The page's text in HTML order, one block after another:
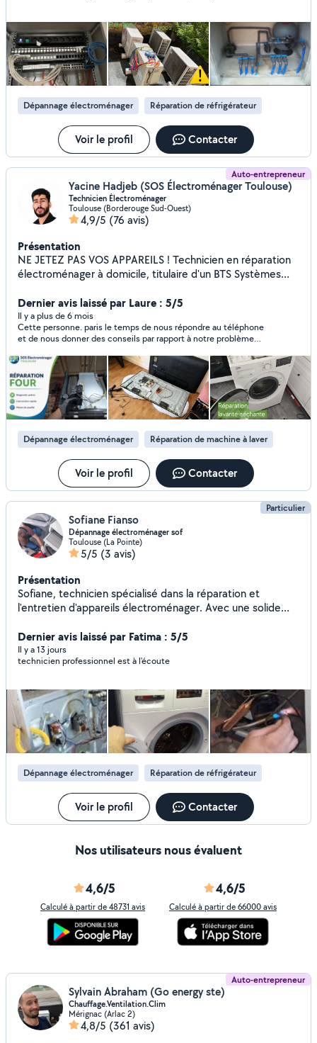
Dépannage électroménager Réparation de réfrigérateur
Voir le profil Contacter
Auto-entrepreneur
Yacine Hadjeb (SOS Électroménager Toulouse)
Technicien Électroménager
Toulouse (Borderouge Sud-Ouest)
4,9/5 (76 avis)
Présentation
NE JETEZ PAS VOS APPAREILS ! Technicien en réparation
électroménager à domicile, titulaire d'un BTS Systèmes
Électroménager. J'interviens sur Toulouse et ses environs
pour diagnostiquer et réparer vos appareils : lave-linge,
sèche-linge,lave-vaisselle, four, téléviseur et plus encore.
Rapide, soigneux et transparent, je vous explique
clairement la panne avant toute intervention. Années
d'expériences : 5ans Auto-entrepreneur déclaré, assuré en
Responsabilité Civile Professionnelle.
Dernier avis laissé par Laure : 5/5
Il y a plus de 6 mois
Cette personne. paris le temps de nous répondre au téléphone
et de nous donner des conseils par rapport à notre problème
donné des explications et conseils téléphonique.
Dépannage électroménager Réparation de machine à laver
Voir le profil Contacter
Particulier
Sofiane Fianso
Dépannage électroménager sof
Toulouse (La Pointe)
5/5 (3 avis)
Présentation
Sofiane, technicien spécialisé dans la réparation et
l'entretien d'appareils électroménager. Avec une solide
état de matériel *lave linge,réfrigérateurs,fours,etc...
Dernier avis laissé par Fatima : 5/5
Il y a 13 jours
technicien professionnel est à l'écoute
Dépannage électroménager Réparation de réfrigérateur
Voir le profil Contacter
Nos utilisateurs nous évaluent
4,6/5
Calculé à partir de 48731 avis
4,6/5
Calculé à partir de 66000 avis
Auto-entrepreneur
Sylvain Abraham (Go energy ste)
Chauffage.Ventilation.Clim
Mérignac (Arlac 2)
4,8/5 (361 avis)